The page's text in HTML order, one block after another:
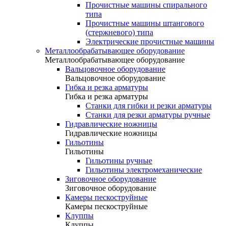
Прочистные машины спирального
типа
Прочистные машины штангового
(стержневого) типа
Электрические прочистные машины
Металлообрабатывающее оборудование
Металлообрабатывающее оборудование
Вальцовочное оборудование
Вальцовочное оборудование
Гибка и резка арматуры
Гибка и резка арматуры
Станки для гибки и резки арматуры
Станки для резки арматуры ручные
Гидравлические ножницы
Гидравлические ножницы
Гильотины
Гильотины
Гильотины ручные
Гильотины электромеханические
Зиговочное оборудование
Зиговочное оборудование
Камеры пескоструйные
Камеры пескоструйные
Клуппы